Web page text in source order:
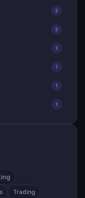
2
2
1
1
1
1
Trading